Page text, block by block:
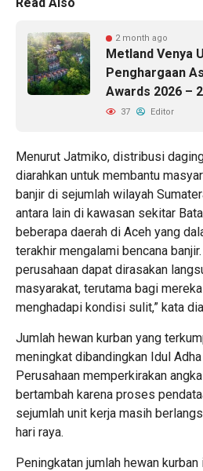
2 month ago
Metland Venya
Penghargaan
Awards 2026 –
37 Editor
Menurut Jatmiko, distribusi
diarahkan untuk membantu
banjir di sejumlah wilayah
antara lain di kawasan sekitar
beberapa daerah di Aceh yang
terakhir mengalami bencana
perusahaan dapat dirasakan
masyarakat, terutama bagi
menghadapi kondisi sulit,” kata
Jumlah hewan kurban yang
meningkat dibandingkan Idul
Perusahaan memperkirakan
bertambah karena proses
sejumlah unit kerja masih
hari raya.
Peningkatan jumlah hewan